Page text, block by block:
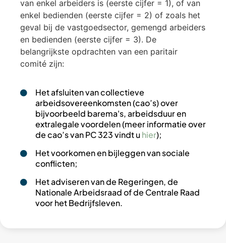
van enkel arbeiders is (eerste cijfer = 1), of van
enkel bedienden (eerste cijfer = 2) of zoals het
geval bij de vastgoedsector, gemengd arbeiders
en bedienden (eerste cijfer = 3). De
belangrijkste opdrachten van een paritair
comité zijn:
Het afsluiten van collectieve
arbeidsovereenkomsten (cao’s) over
bijvoorbeeld barema's, arbeidsduur en
extralegale voordelen (meer informatie over
de cao’s van PC 323 vindt uhier);
Het voorkomen en bijleggen van sociale
conflicten;
Het adviseren van de Regeringen, de
Nationale Arbeidsraad of de Centrale Raad
voor het Bedrijfsleven.